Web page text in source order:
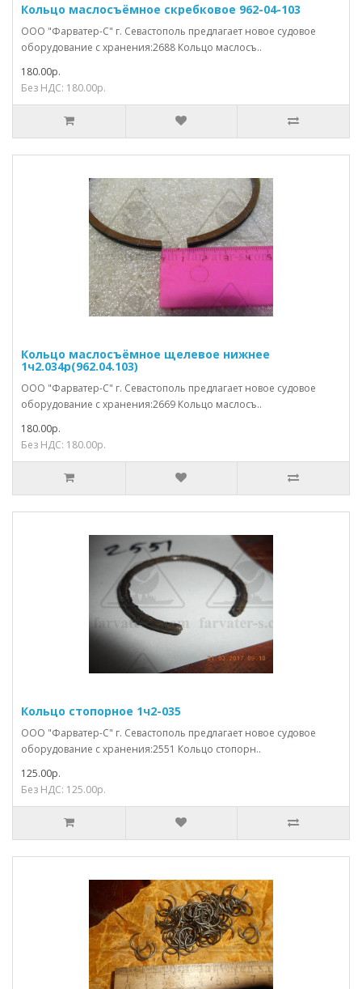
Кольцо маслосъёмное скребковое 962-04-103
ООО "Фарватер-С" г. Севастополь предлагает новое судовое
оборудование с хранения:2688 Кольцо маслосъ..
180.00р.
Без НДС: 180.00р.
Кольцо маслосъёмное щелевое нижнее
1ч2.034р(962.04.103)
ООО "Фарватер-С" г. Севастополь предлагает новое судовое
оборудование с хранения:2669 Кольцо маслосъ..
180.00р.
Без НДС: 180.00р.
Кольцо стопорное 1ч2-035
ООО "Фарватер-С" г. Севастополь предлагает новое судовое
оборудование с хранения:2551 Кольцо стопорн..
125.00р.
Без НДС: 125.00р.